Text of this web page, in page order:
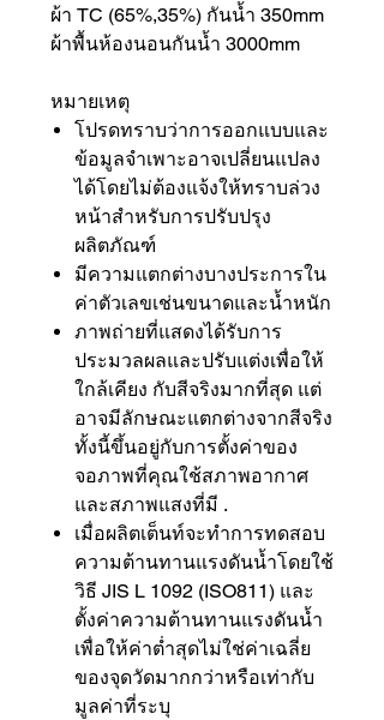
ผ้า TC (65%,35%) กันน้ำ 350mm
ผ้าพื้นห้องนอนกันน้ำ 3000mm
หมายเหตุ
โปรดทราบว่าการออกแบบและ
ข้อมูลจำเพาะอาจเปลี่ยนแปลง
ได้โดยไม่ต้องแจ้งให้ทราบล่วง
หน้าสำหรับการปรับปรุง
ผลิตภัณฑ์
มีความแตกต่างบางประการใน
ค่าตัวเลขเช่นขนาดและน้ำหนัก
ภาพถ่ายที่แสดงได้รับการ
ประมวลผลและปรับแต่งเพื่อให้
ใกล้เคียง กับสีจริงมากที่สุด แต่
อาจมีลักษณะแตกต่างจากสีจริง
ทั้งนี้ขึ้นอยู่กับการตั้งค่าของ
จอภาพที่คุณใช้สภาพอากาศ
และสภาพแสงที่มี .
เมื่อผลิตเต็นท์จะทำการทดสอบ
ความต้านทานแรงดันน้ำโดยใช้
วิธี JIS L 1092 (ISO811) และ
ตั้งค่าความต้านทานแรงดันน้ำ
เพื่อให้ค่าต่ำสุดไม่ใช่ค่าเฉลี่ย
ของจุดวัดมากกว่าหรือเท่ากับ
มูลค่าที่ระบุ